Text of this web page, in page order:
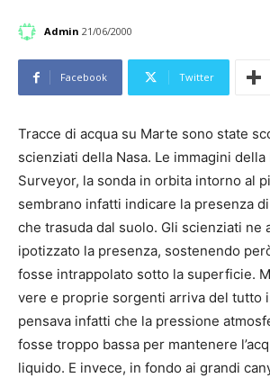
Admin 21/06/2000
Facebook Twitter
Tracce di acqua su Marte sono state
scienziati della Nasa. Le immagini della
Surveyor, la sonda in orbita intorno al
sembrano infatti indicare la presenza
che trasuda dal suolo. Gli scienziati ne
ipotizzato la presenza, sostenendo
fosse intrappolato sotto la superficie.
vere e proprie sorgenti arriva del tutto
pensava infatti che la pressione
fosse troppo bassa per mantenere
liquido. E invece, in fondo ai grandi